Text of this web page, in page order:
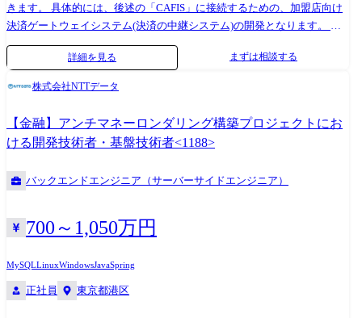
きます。 具体的には、後述の「CAFIS」に接続するための、加盟店向け
決済ゲートウェイシステム(決済の中継システム)の開発となります。 営
業担当とともに、加盟店の声を聞きながら、ゲートウェイシステムの機
能追加を行います。(クラウド基盤を利用) 接続加盟店には海外加盟店も
は、対面POSの1種類だけでしたが、セルフPOSや、カートPOS、お客様
のスマホがPOSになるスマホオーダーなど、多様化が進んでおり、決済
提案も単純に端末を販売するだけではなくなっています。加盟店のニー
のニーズに合わせシステム開発をいただく職務となります。 組織情報 カ
です。カード＆ペイメント事業部は「CAFIS」という自社サービスを有
しており、今後さらなるサービスの拡充をミッションとしています。 本
や購買手法が多様化による顧客課題の解決や新しい価値提供を目指しま
す。
詳細を見る まずは相談する
株式会社NTTデータ
【金融】アンチマネーロンダリング構築プロジェクトにお
ける開発技術者・基盤技術者<1188>
バックエンドエンジニア（サーバーサイドエンジニア）
700～1,050万円
MySQLLinuxWindowsJavaSpring
正社員 東京都港区